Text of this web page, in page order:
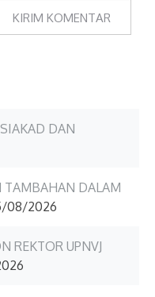
DAN
DALAM
08/2026
REKTOR UPNVJ